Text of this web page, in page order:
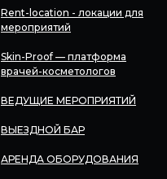
Rent-location - локации для
мероприятий
Skin-Proof — платформа
врачей-косметологов
ВЕДУЩИЕ МЕРОПРИЯТИЙ
ВЫЕЗДНОЙ БАР
АРЕНДА ОБОРУДОВАНИЯ